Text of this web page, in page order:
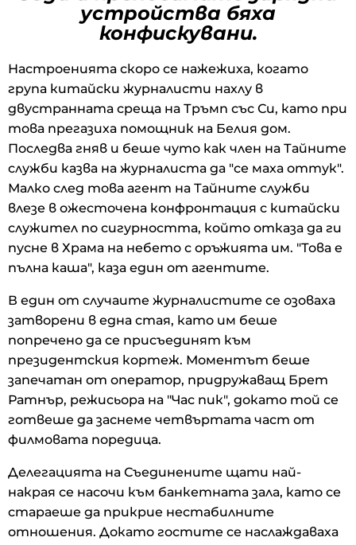
устройства бяха
конфискувани.
Настроенията скоро се нажежиха, когато
група китайски журналисти нахлу в
двустранната среща на Тръмп със Си, като при
това прегазиха помощник на Белия дом.
Последва гняв и беше чуто как член на Тайните
служби казва на журналиста да "се маха оттук".
Малко след това агент на Тайните служби
влезе в ожесточена конфронтация с китайски
служител по сигурността, който отказа да ги
пусне в Храма на небето с оръжията им. "Това е
пълна каша", каза един от агентите.
В един от случаите журналистите се озоваха
затворени в една стая, като им беше
попречено да се присъединят към
президентския кортеж. Моментът беше
запечатан от оператор, придружаващ Брет
Ратнър, режисьора на "Час пик", докато той се
готвеше да заснеме четвъртата част от
филмовата поредица.
Делегацията на Съединените щати най-
накрая се насочи към банкетната зала, като се
стараеше да прикрие нестабилните
отношения. Докато гостите се наслаждаваха